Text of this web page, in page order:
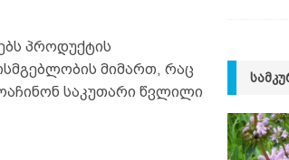
პროდუქტის
მიმართ, რაც
საკუთარი წვლილი